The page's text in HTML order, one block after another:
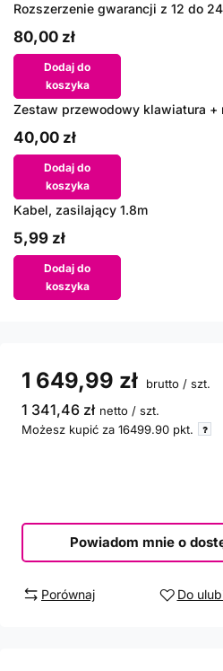
Rozszerzenie gwarancji z 12 do
80,00 zł
Dodaj do
koszyka
Zestaw przewodowy klawiatura +
40,00 zł
Dodaj do
koszyka
Kabel, zasilający 1.8m
5,99 zł
Dodaj do
koszyka
1 649,99 zł brutto / szt.
1 341,46 zł netto / szt.
Możesz kupić za 16499.90 pkt.
Powiadom mnie o
Porównaj Do